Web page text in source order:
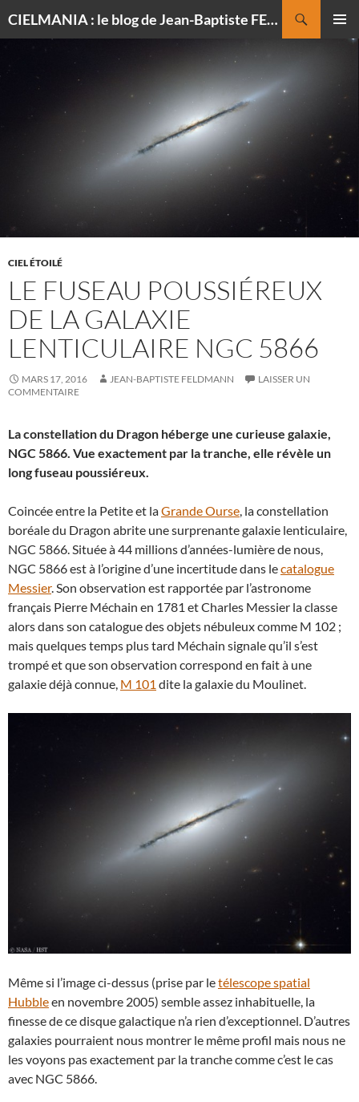
CIELMANIA : le blog de Jean-Baptiste FELDMANN, photographe du ciel
MENU
CIEL ÉTOILÉ
LE FUSEAU POUSSIÉREUX
DE LA GALAXIE
LENTICULAIRE NGC 5866
MARS 17, 2016 JEAN-BAPTISTE FELDMANN
LAISSER UN
COMMENTAIRE
La constellation du Dragon héberge une curieuse galaxie,
NGC 5866. Vue exactement par la tranche, elle révèle un
long fuseau poussiéreux.
Coincée entre la Petite et laGrande Ourse, la constellation
boréale du Dragon abrite une surprenante galaxie lenticulaire,
NGC 5866. Située à 44 millions d’années-lumière de nous,
NGC 5866 est à l’origine d’une incertitude dans lecatalogue
Messier. Son observation est rapportée par l’astronome
français Pierre Méchain en 1781 et Charles Messier la classe
alors dans son catalogue des objets nébuleux comme M 102 ;
mais quelques temps plus tard Méchain signale qu’il s’est
trompé et que son observation correspond en fait à une
galaxie déjà connue, M 101 dite la galaxie du Moulinet.
Même si l’image ci-dessus (prise par letélescope spatial
Hubbleen novembre 2005) semble assez inhabituelle, la
finesse de ce disque galactique n’a rien d’exceptionnel. D’autres
galaxies pourraient nous montrer le même profil mais nous ne
les voyons pas exactement par la tranche comme c’est le cas
avec NGC 5866.